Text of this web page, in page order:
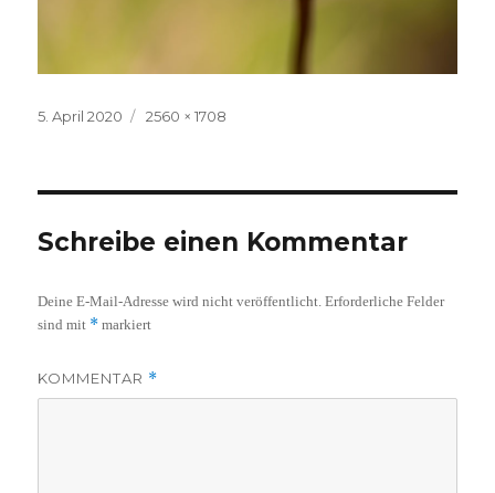
Veröffentlicht
5. April 2020
Volle
2560 × 1708
Schreibe einen Kommentar
Deine E-Mail-Adresse wird nicht veröffentlicht. Erforderliche Felder
sind mit * markiert
KOMMENTAR *